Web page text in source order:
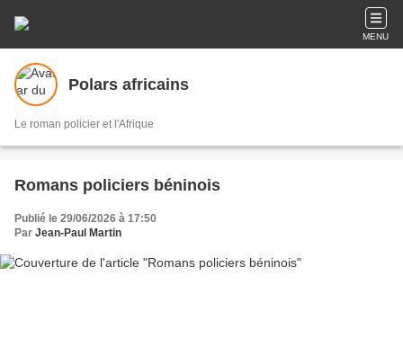
MENU
Polars africains
Le roman policier et l'Afrique
Romans policiers béninois
Publié le 29/06/2026 à 17:50
Par Jean-Paul Martin